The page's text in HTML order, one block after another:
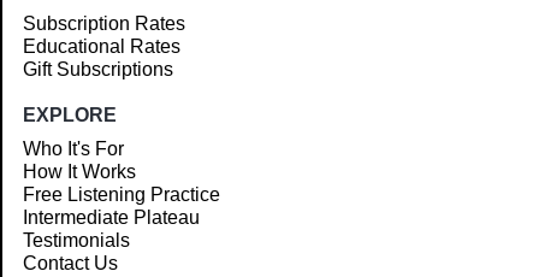
Subscription Rates
Educational Rates
Gift Subscriptions
EXPLORE
Who It's For
How It Works
Free Listening Practice
Intermediate Plateau
Testimonials
Contact Us